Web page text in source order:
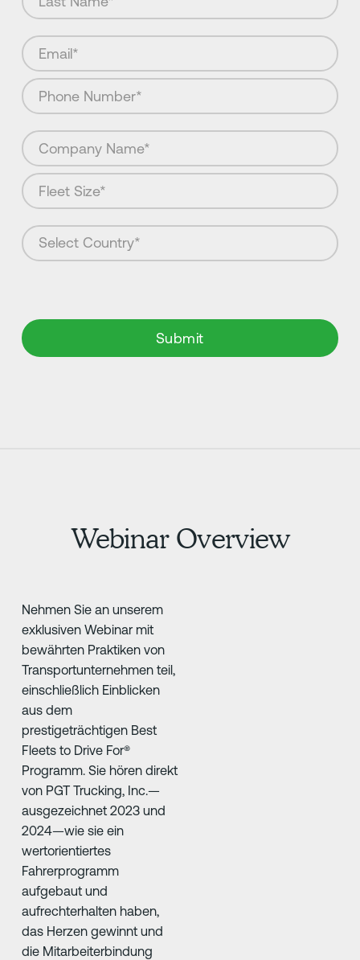
Webinar Overview
Nehmen Sie an unserem
exklusiven Webinar mit
bewährten Praktiken von
Transportunternehmen teil,
einschließlich Einblicken
aus dem
prestigeträchtigen Best
Fleets to Drive For®
Programm. Sie hören direkt
von PGT Trucking, Inc.—
ausgezeichnet 2023 und
2024—wie sie ein
wertorientiertes
Fahrerprogramm
aufgebaut und
aufrechterhalten haben,
das Herzen gewinnt und
die Mitarbeiterbindung